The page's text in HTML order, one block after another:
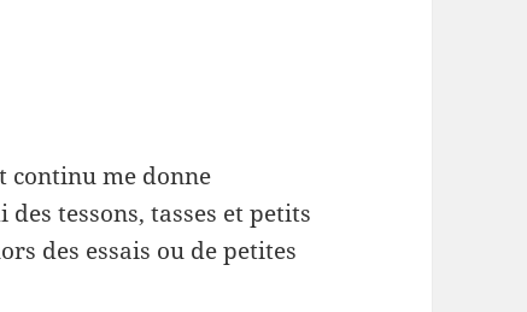
continu me donne
tessons, tasses et petits
des essais ou de petites